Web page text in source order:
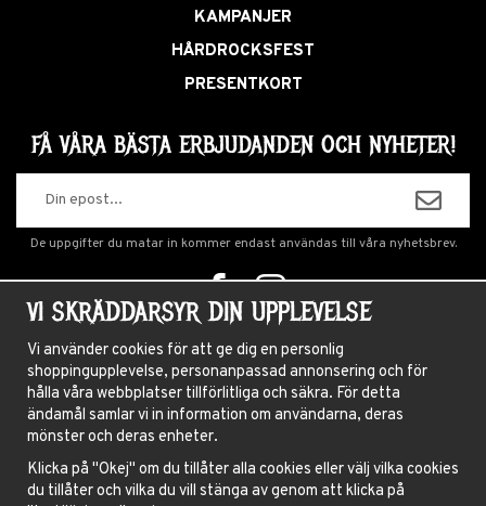
KAMPANJER
HÅRDROCKSFEST
PRESENTKORT
FÅ VÅRA BÄSTA ERBJUDANDEN OCH NYHETER!
De uppgifter du matar in kommer endast användas till våra nyhetsbrev.
OM OSS
NYHETSBREV
OM COOKIES
FRÅGOR OCH SVAR
HÅRFÄRGNINGSGUIDE
VI SKRÄDDARSYR DIN UPPLEVELSE
Vi använder cookies för att ge dig en personlig
shoppingupplevelse, personanpassad annonsering och för
hålla våra webbplatser tillförlitliga och säkra. För detta
ändamål samlar vi in information om användarna, deras
mönster och deras enheter.
Klicka på "Okej" om du tillåter alla cookies eller välj vilka cookies
du tillåter och vilka du vill stänga av genom att klicka på